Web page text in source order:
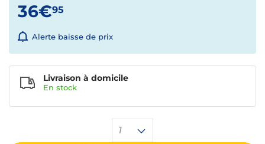
36€95
Alerte baisse de prix
1
Livraison à domicile
En stock